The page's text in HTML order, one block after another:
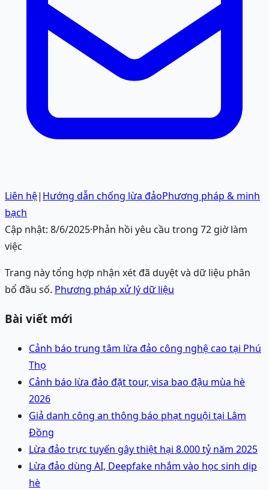
Liên hệ| Hướng dẫn chống lừa đảoPhương pháp & minh
bạch
Cập nhật: 8/6/2025·Phản hồi yêu cầu trong 72 giờ làm
việc
Trang này tổng hợp nhận xét đã duyệt và dữ liệu phân
bổ đầu số. Phương pháp xử lý dữ liệu
Bài viết mới
Cảnh báo trung tâm lừa đảo công nghệ cao tại Phú
Thọ
Cảnh báo lừa đảo đặt tour, visa bao đậu mùa hè
2026
Giả danh công an thông báo phạt nguội tại Lâm
Đồng
Lừa đảo trực tuyến gây thiệt hại 8.000 tỷ năm 2025
Lừa đảo dùng AI, Deepfake nhắm vào học sinh dịp
hè